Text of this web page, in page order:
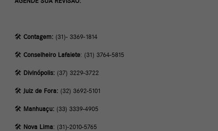
🛠 Contagem: (31)- 3369-1814
🛠 Conselheiro Lafaiete: (31) 3764-5815
🛠 Divinópolis: (37) 3229-3722
🛠 Juiz de Fora: (32) 3692-5101
🛠 Manhuaçu: (33) 3339-4905
🛠 Nova Lima: (31)-2010-5765